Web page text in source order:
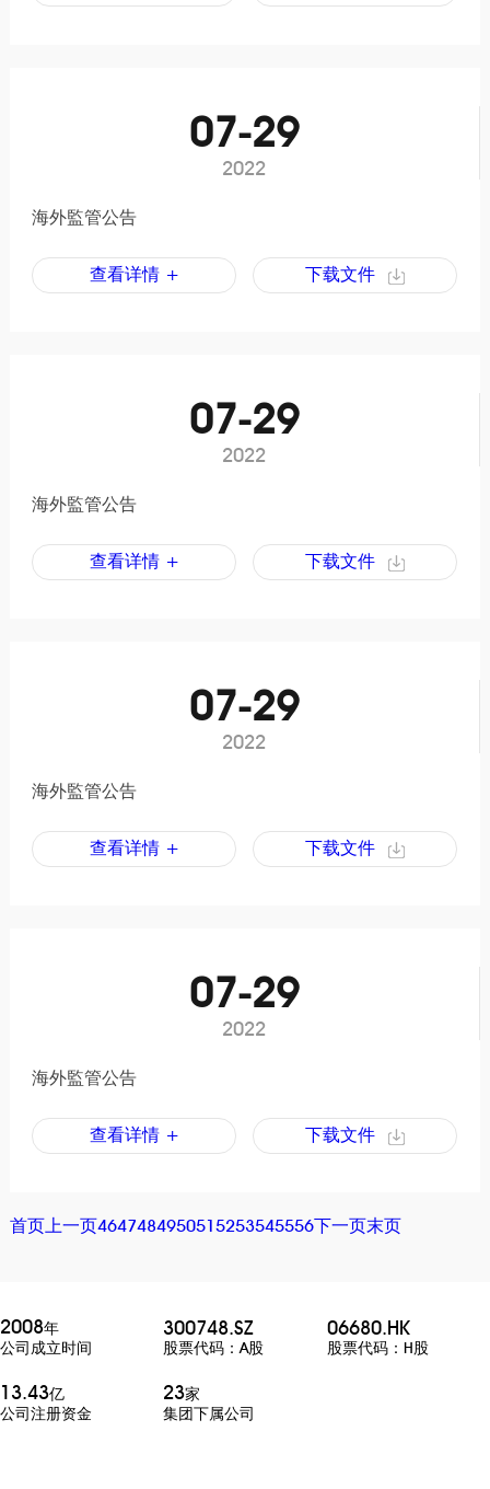
07-29
2022
海外監管公告
查看详情 + 下载文件
07-29
2022
海外監管公告
查看详情 + 下载文件
07-29
2022
海外監管公告
查看详情 + 下载文件
07-29
2022
海外監管公告
查看详情 + 下载文件
首页上一页4647484950515253545556下一页末页
2008年
公司成立时间
300748.SZ
股票代码：A股
06680.HK
股票代码：H股
13.43亿
公司注册资金
23家
集团下属公司